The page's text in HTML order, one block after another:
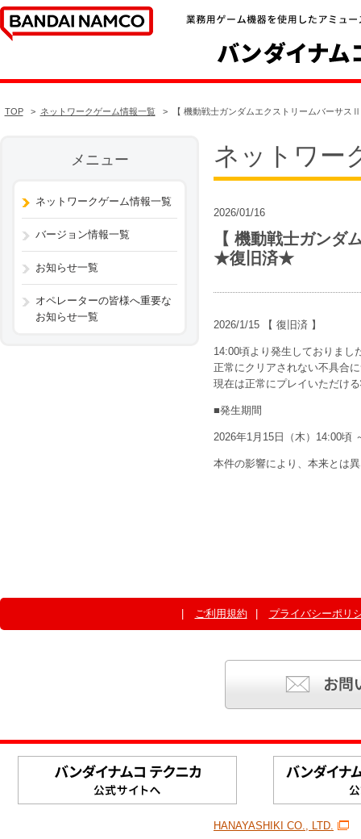
TOP ネットワークゲーム情報一覧 【 機動戦士ガンダムエクストリームバーサ
メニュー
ネットワークゲーム情報一覧
バージョン情報一覧
お知らせ一覧
オペレーターの皆様へ重要な
お知らせ一覧
ネットワー
2026/01/16
【 機動戦士ガン
★復旧済★
2026/1/15 【 復旧済 】
14:00頃より発生しておりまし
正常にクリアされない不具合
現在は正常にプレイいただけ
■発生期間
2026年1月15日（木）14:00頃
本件の影響により、本来とは
ご利用規約 プライバシーポリ
HANAYASHIKI CO., LTD.